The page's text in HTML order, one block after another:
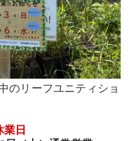
のリーフユニティショ
日